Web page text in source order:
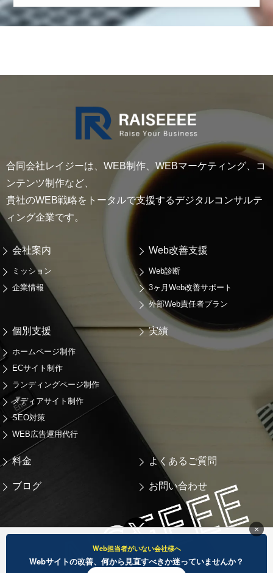
×
Web担当者がいない会社様へ
Webサイトの改善、何から見直すべきか迷っていませんか？
合同会社レイジーは、WEB制作、WEBマーケティング、コ
ンテンツ制作など、
貴社のWEB戦略をトータルで支援するデジタルコンサルテ
ィング企業です。
会社案内
ミッション
企業情報
Web改善支援
Web診断
3ヶ月Web改善サポート
外部Web責任者プラン
個別支援
ホームページ制作
ECサイト制作
ランディングページ制作
メディアサイト制作
SEO対策
WEB広告運用代行
実績
料金 よくあるご質問
ブログ お問い合わせ
© RAISEEEE inc. ALL Rights Reserved.